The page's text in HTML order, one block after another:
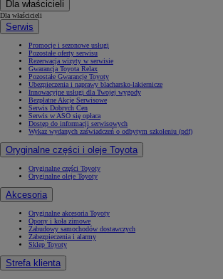
Dla właścicieli
Dla właścicieli
Serwis
Promocje i sezonowe usługi
Pozostałe oferty serwisu
Rezerwacja wizyty w serwisie
Gwarancja Toyota Relax
Pozostałe Gwarancje Toyoty
Ubezpieczenia i naprawy blacharsko-lakiernicze
Innowacyjne usługi dla Twojej wygody
Bezpłatne Akcje Serwisowe
Serwis Dobrych Cen
Serwis w ASO się opłaca
Dostęp do informacji serwisowych
Wykaz wydanych zaświadczeń o odbytym szkoleniu (pdf)
Oryginalne części i oleje Toyota
Oryginalne części Toyoty
Oryginalne oleje Toyoty
Akcesoria
Oryginalne akcesoria Toyoty
Opony i koła zimowe
Zabudowy samochodów dostawczych
Zabezpieczenia i alarmy
Sklep Toyoty
Strefa klienta